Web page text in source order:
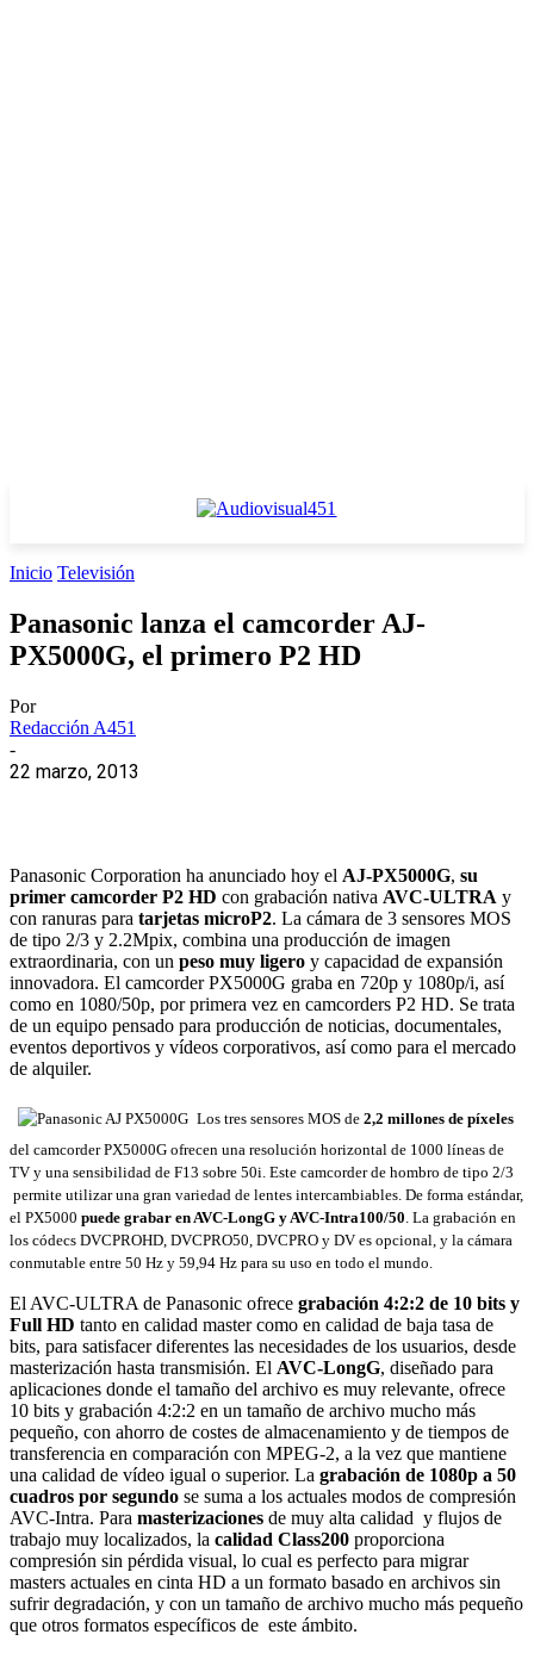
Inicio Televisión
Panasonic lanza el camcorder AJ-
PX5000G, el primero P2 HD
Por
Redacción A451
-
22 marzo, 2013
Panasonic Corporation ha anunciado hoy el AJ-PX5000G, su
primer camcorder P2 HD con grabación nativa AVC-ULTRA y
con ranuras para tarjetas microP2. La cámara de 3 sensores MOS
de tipo 2/3 y 2.2Mpix, combina una producción de imagen
extraordinaria, con un peso muy ligero y capacidad de expansión
innovadora. El camcorder PX5000G graba en 720p y 1080p/i, así
como en 1080/50p, por primera vez en camcorders P2 HD. Se trata
de un equipo pensado para producción de noticias, documentales,
eventos deportivos y vídeos corporativos, así como para el mercado
de alquiler.
Los tres sensores MOS de 2,2 millones de píxeles
del camcorder PX5000G ofrecen una resolución horizontal de 1000 líneas de
TV y una sensibilidad de F13 sobre 50i. Este camcorder de hombro de tipo 2/3
permite utilizar una gran variedad de lentes intercambiables. De forma estándar,
el PX5000 puede grabar en AVC-LongG y AVC-Intra100/50 . La grabación en
los códecs DVCPROHD, DVCPRO50, DVCPRO y DV es opcional, y la cámara
conmutable entre 50 Hz y 59,94 Hz para su uso en todo el mundo.
El AVC-ULTRA de Panasonic ofrece grabación 4:2:2 de 10 bits y
Full HD tanto en calidad master como en calidad de baja tasa de
bits, para satisfacer diferentes las necesidades de los usuarios, desde
masterización hasta transmisión. El AVC-LongG, diseñado para
aplicaciones donde el tamaño del archivo es muy relevante, ofrece
10 bits y grabación 4:2:2 en un tamaño de archivo mucho más
pequeño, con ahorro de costes de almacenamiento y de tiempos de
transferencia en comparación con MPEG-2, a la vez que mantiene
una calidad de vídeo igual o superior. La grabación de 1080p a 50
cuadros por segundo se suma a los actuales modos de compresión
AVC-Intra. Para masterizaciones de muy alta calidad y flujos de
trabajo muy localizados, la calidad Class200 proporciona
compresión sin pérdida visual, lo cual es perfecto para migrar
masters actuales en cinta HD a un formato basado en archivos sin
sufrir degradación, y con un tamaño de archivo mucho más pequeño
que otros formatos específicos de este ámbito.